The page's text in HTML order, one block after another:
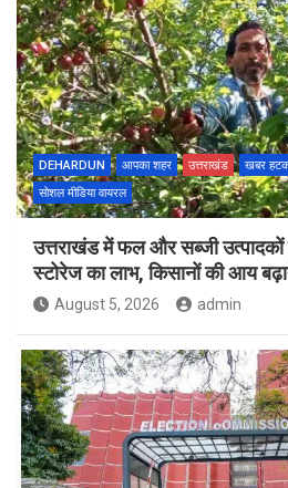
DEHARDUN आपका शहर उत्तराखंड खबर
सोशल मीडिया वायरल
उत्तराखंड में फल और सब्जी
स्टोरेज का लाभ, किसानों की आय
August 5, 2026 admin